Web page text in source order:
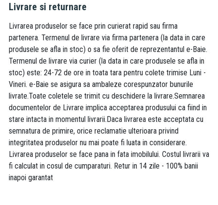
Livrare si returnare
Livrarea produselor se face prin curierat rapid sau firma
partenera. Termenul de livrare via firma partenera (la data in care
produsele se afla in stoc) o sa fie oferit de reprezentantul e-Baie.
Termenul de livrare via curier (la data in care produsele se afla in
stoc) este: 24-72 de ore in toata tara pentru colete trimise Luni -
Vineri. e-Baie se asigura sa ambaleze corespunzator bunurile
livrate.Toate coletele se trimit cu deschidere la livrare.Semnarea
documentelor de Livrare implica acceptarea produsului ca fiind in
stare intacta in momentul livrarii.Daca livrarea este acceptata cu
semnatura de primire, orice reclamatie ulterioara privind
integritatea produselor nu mai poate fi luata in considerare.
Livrarea produselor se face pana in fata imobilului. Costul livrarii va
fi calculat in cosul de cumparaturi. Retur in 14 zile - 100% banii
inapoi garantat